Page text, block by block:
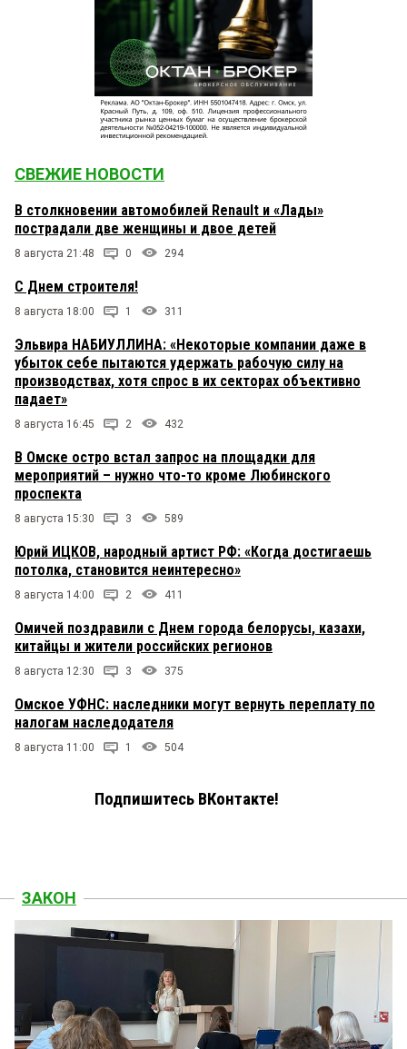
СВЕЖИЕ НОВОСТИ
В столкновении автомобилей Renault и «Лады»
пострадали две женщины и двое детей
8 августа 21:48 0 294
С Днем строителя!
8 августа 18:00 1 311
Эльвира НАБИУЛЛИНА: «Некоторые компании даже в
убыток себе пытаются удержать рабочую силу на
производствах, хотя спрос в их секторах объективно
падает»
8 августа 16:45 2 432
В Омске остро встал запрос на площадки для
мероприятий – нужно что-то кроме Любинского
проспекта
8 августа 15:30 3 589
Юрий ИЦКОВ, народный артист РФ: «Когда достигаешь
потолка, становится неинтересно»
8 августа 14:00 2 411
Омичей поздравили с Днем города белорусы, казахи,
китайцы и жители российских регионов
8 августа 12:30 3 375
Омское УФНС: наследники могут вернуть переплату по
налогам наследодателя
8 августа 11:00 1 504
Подпишитесь ВКонтакте!
ЗАКОН